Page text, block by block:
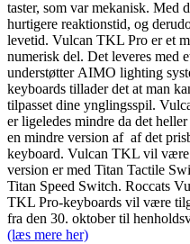
taster, som var mekanisk. Med
hurtigere reaktionstid, og
levetid. Vulcan TKL Pro er et
numerisk del. Det leveres med
understøtter AIMO lighting
keyboards tillader det at man
tilpasset dine ynglingsspil.
er ligeledes mindre da det
en mindre version af af det
keyboard. Vulcan TKL vil
version er med Titan Tactile
Titan Speed ​​Switch. Roccats
TKL Pro-keyboards vil være
fra den 30. oktober til
(læs mere her)